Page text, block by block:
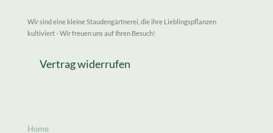
Wir sind eine kleine Staudengärtnerei, die ihre Lieblingspflanzen
kultiviert - Wir freuen uns auf Ihren Besuch!
Vertrag widerrufen
Home